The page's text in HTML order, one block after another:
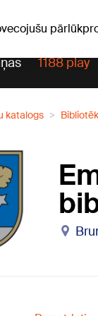
1188 play
katalogs